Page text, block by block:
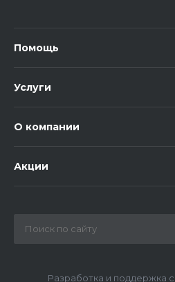
Помощь
Услуги
О компании
Акции
Разработка и поддержка